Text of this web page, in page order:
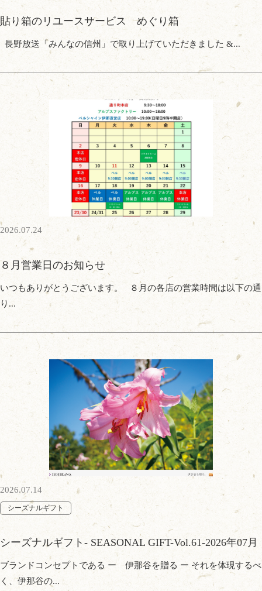
貼り箱のリユースサービス めぐり箱
長野放送「みんなの信州」で取り上げていただきました &...
2026.07.24
８月営業日のお知らせ
いつもありがとうございます。 ８月の各店の営業時間は以下の通
り...
2026.07.14
シーズナルギフト
シーズナルギフト- SEASONAL GIFT-Vol.61-2026年07月
ブランドコンセプトである ー 伊那谷を贈る ー それを体現するべ
く、伊那谷の...